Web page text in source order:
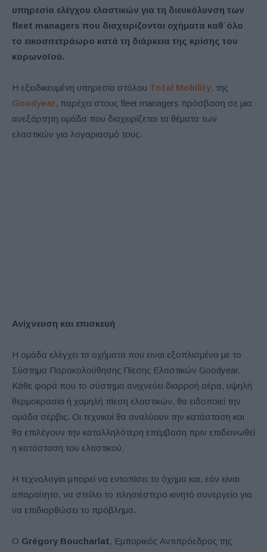
υπηρεσία ελέγχου ελαστικών για τη διευκόλυνση των
fleet managers που διαχειρίζονται οχήματα καθ΄όλο
το εικοσιτετράωρο κατά τη διάρκεια της κρίσης του
κορωνοϊού.
Η εξειδικευμένη υπηρεσία στόλου Total Mobility, της
Goodyear, παρέχει στους fleet managers πρόσβαση σε μια
ανεξάρτητη ομάδα που διαχειρίζεται τα θέματα των
ελαστικών για λογαριασμό τους.
Ανίχνευση και επισκευή
Η ομάδα ελέγχει τα οχήματα που είναι εξοπλισμένα με το
Σύστημα Παρακολούθησης Πίεσης Ελαστικών Goodyear.
Κάθε φορά που το σύστημα ανιχνεύει διαρροή αέρα, υψηλή
θερμοκρασία ή χαμηλή πίεση ελαστικών, θα ειδοποιεί την
ομάδα σέρβις. Οι τεχνικοί θα αναλύουν την κατάσταση και
θα επιλέγουν την καταλληλότερη επέμβαση πριν επιδεινωθεί
η κατάσταση του ελαστικού.
Η τεχνολογία μπορεί να εντοπίσει το όχημα και, εάν είναι
απαραίτητο, να στείλει το πλησιέστερο κινητό συνεργείο για
να επιδιορθώσει το πρόβλημα.
Ο Grégory Boucharlat, Εμπορικός Αντιπρόεδρος της